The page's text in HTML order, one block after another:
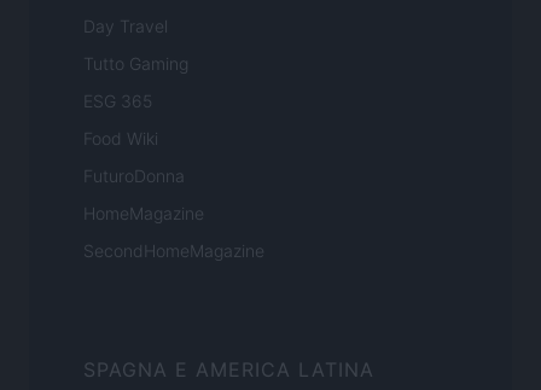
Day Travel
Tutto Gaming
ESG 365
Food Wiki
FuturoDonna
HomeMagazine
SecondHomeMagazine
SPAGNA E AMERICA LATINA